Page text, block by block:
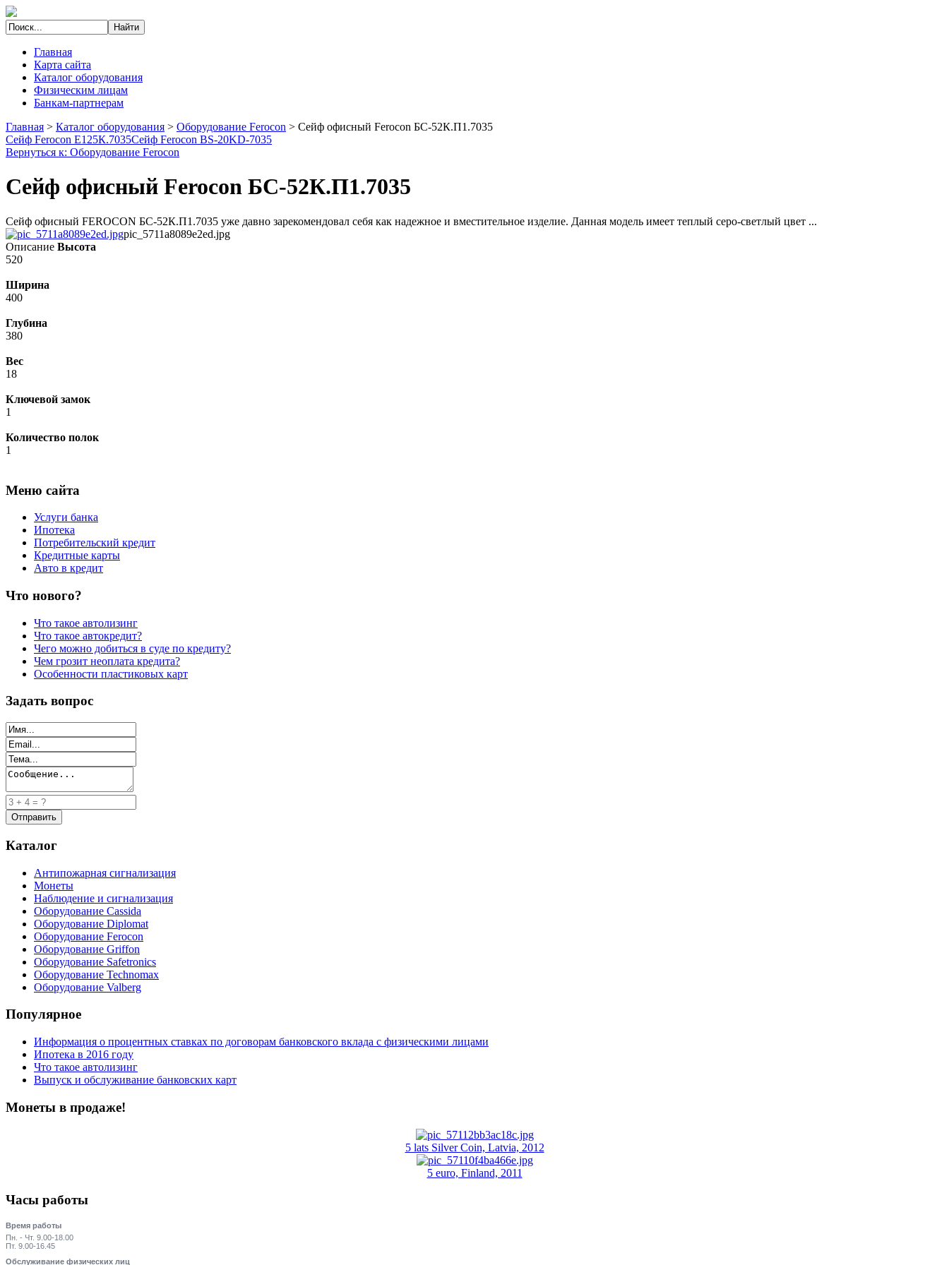
Главная
Карта сайта
Каталог оборудования
Физическим лицам
Банкам-партнерам
Главная > Каталог оборудования > Оборудование Ferocon > Сейф офисный Ferocon БС-52К.П1.7035
Сейф Ferocon Е125К.7035Сейф Ferocon BS-20KD-7035
Вернуться к: Оборудование Ferocon
Сейф офисный Ferocon БС-52К.П1.7035
Сейф офисный FEROCON БС-52К.П1.7035 уже давно зарекомендовал себя как надежное и вместительное изделие. Данная модель имеет теплый серо-светлый цвет ...
pic_5711a8089e2ed.jpg
Описание Высота
520
Ширина
400
Глубина
380
Вес
18
Ключевой замок
1
Количество полок
1
Меню сайта
Услуги банка
Ипотека
Потребительский кредит
Кредитные карты
Авто в кредит
Что нового?
Что такое автолизинг
Что такое автокредит?
Чего можно добиться в суде по кредиту?
Чем грозит неоплата кредита?
Особенности пластиковых карт
Задать вопрос
Каталог
Антипожарная сигнализация
Монеты
Наблюдение и сигнализация
Оборудование Cassida
Оборудование Diplomat
Оборудование Ferocon
Оборудование Griffon
Оборудование Safetronics
Оборудование Technomax
Оборудование Valberg
Популярное
Информация о процентных ставках по договорам банковского вклада с физическими лицами
Ипотека в 2016 году
Что такое автолизинг
Выпуск и обслуживание банковских карт
Монеты в продаже!
5 lats Silver Coin, Latvia, 2012
5 euro, Finland, 2011
Часы работы
Время работы
Пн. - Чт. 9.00-18.00
Пт. 9.00-16.45
Обслуживание физических лиц